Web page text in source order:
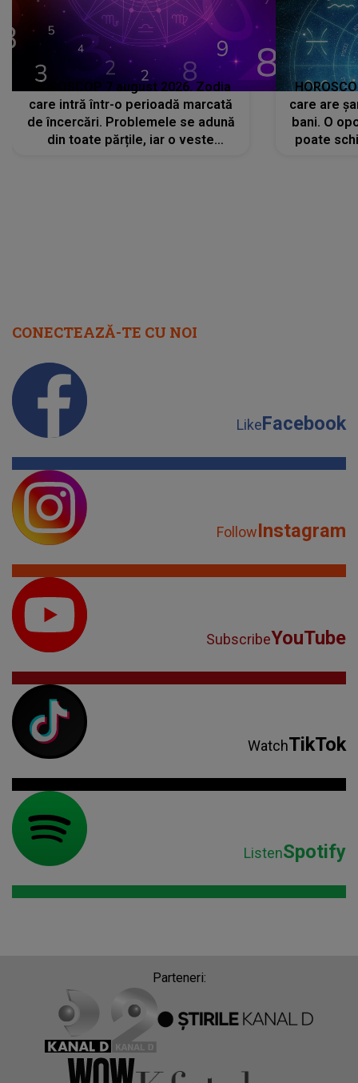
HOROSCOP 7 august 2026. Zodia
care intră într-o perioadă marcată
de încercări. Problemele se adună
din toate părțile, iar o veste
care are
bani. O
poate
CONECTEAZĂ-TE CU NOI
LikeFacebook
FollowInstagram
SubscribeYouTube
WatchTikTok
ListenSpotify
Parteneri: